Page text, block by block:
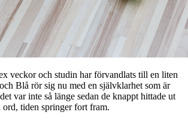
veckor och studin har förvandlats till en liten
Blå rör sig nu med en självklarhet som är
var inte så länge sedan de knappt hittade ut
ord, tiden springer fort fram.